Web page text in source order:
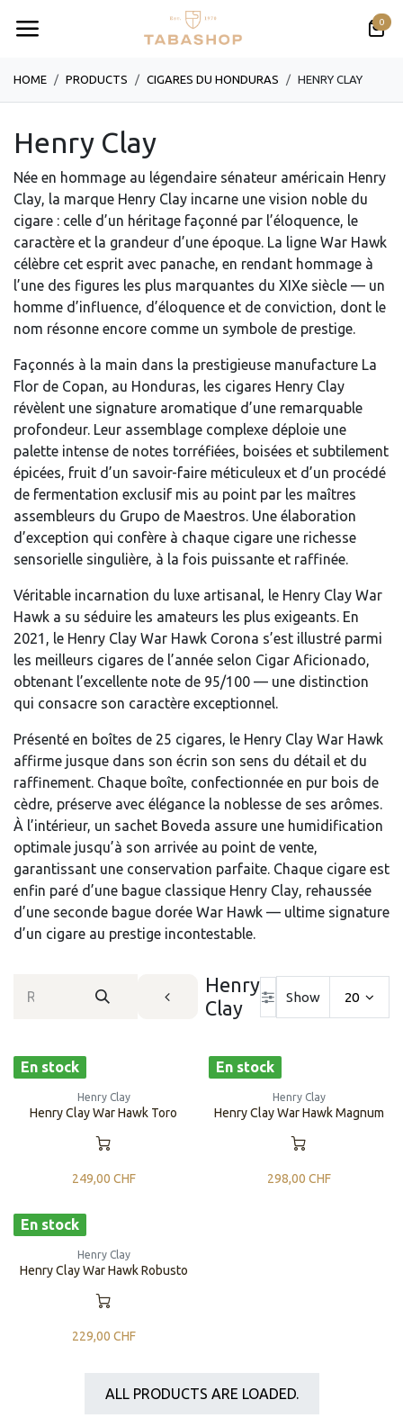
0
HOME PRODUCTS ​​​CIGARES DU HONDURAS HENRY CLAY
Henry Clay
Née en hommage au légendaire sénateur américain Henry
Clay, la marque Henry Clay incarne une vision noble du
cigare : celle d’un héritage façonné par l’éloquence, le
caractère et la grandeur d’une époque. La ligne War Hawk
célèbre cet esprit avec panache, en rendant hommage à
l’une des figures les plus marquantes du XIXe siècle — un
homme d’influence, d’éloquence et de conviction, dont le
nom résonne encore comme un symbole de prestige.
Façonnés à la main dans la prestigieuse manufacture La
Flor de Copan, au Honduras, les cigares Henry Clay
révèlent une signature aromatique d’une remarquable
profondeur. Leur assemblage complexe déploie une
palette intense de notes torréfiées, boisées et subtilement
épicées, fruit d’un savoir-faire méticuleux et d’un procédé
de fermentation exclusif mis au point par les maîtres
assembleurs du Grupo de Maestros. Une élaboration
d’exception qui confère à chaque cigare une richesse
sensorielle singulière, à la fois puissante et raffinée.
Véritable incarnation du luxe artisanal, le Henry Clay War
Hawk a su séduire les amateurs les plus exigeants. En
2021, le Henry Clay War Hawk Corona s’est illustré parmi
les meilleurs cigares de l’année selon Cigar Aficionado,
obtenant l’excellente note de 95/100 — une distinction
qui consacre son caractère exceptionnel.
Présenté en boîtes de 25 cigares, le Henry Clay War Hawk
affirme jusque dans son écrin son sens du détail et du
raffinement. Chaque boîte, confectionnée en pur bois de
cèdre, préserve avec élégance la noblesse de ses arômes.
À l’intérieur, un sachet Boveda assure une humidification
optimale jusqu’à son arrivée au point de vente,
garantissant une conservation parfaite. Chaque cigare est
enfin paré d’une bague classique Henry Clay, rehaussée
d’une seconde bague dorée War Hawk — ultime signature
d’un cigare au prestige incontestable.
Henry
Clay
Show 20
En stock
Henry Clay
Henry Clay War Hawk Toro
249,00 CHF
En stock
Henry Clay
Henry Clay War Hawk Magnum
298,00 CHF
En stock
Henry Clay
Henry Clay War Hawk Robusto
229,00 CHF
ALL PRODUCTS ARE LOADED.